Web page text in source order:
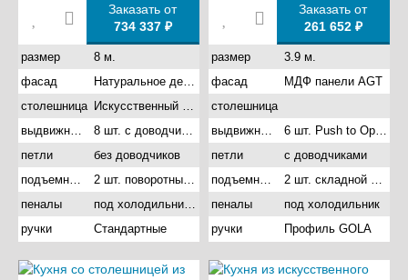
для столовой
без верхних шкафов
квадратные кухни
с холодильником
Заказать от
734 337 ₽
размер
8 м.
фасад
Натуральное дерево
столешница
Искусственный камень акрил
выдвижные ящики
8 шт. с доводчиками
петли
без доводчиков
подъемные механизмы
2 шт. поворотный подъемник
пеналы
под холодильник и под духовой шкаф
ручки
Стандартные
Заказать от
261 652 ₽
размер
3.9 м.
фасад
МДФ панели AGT
столешница
выдвижные ящики
6 шт. Push to Open с доводчиками
петли
с доводчиками
подъемные механизмы
2 шт. складной подъемник
пеналы
под холодильник
ручки
Профиль GOLA